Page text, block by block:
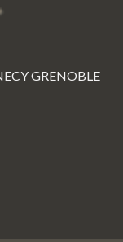
GRENOBLE